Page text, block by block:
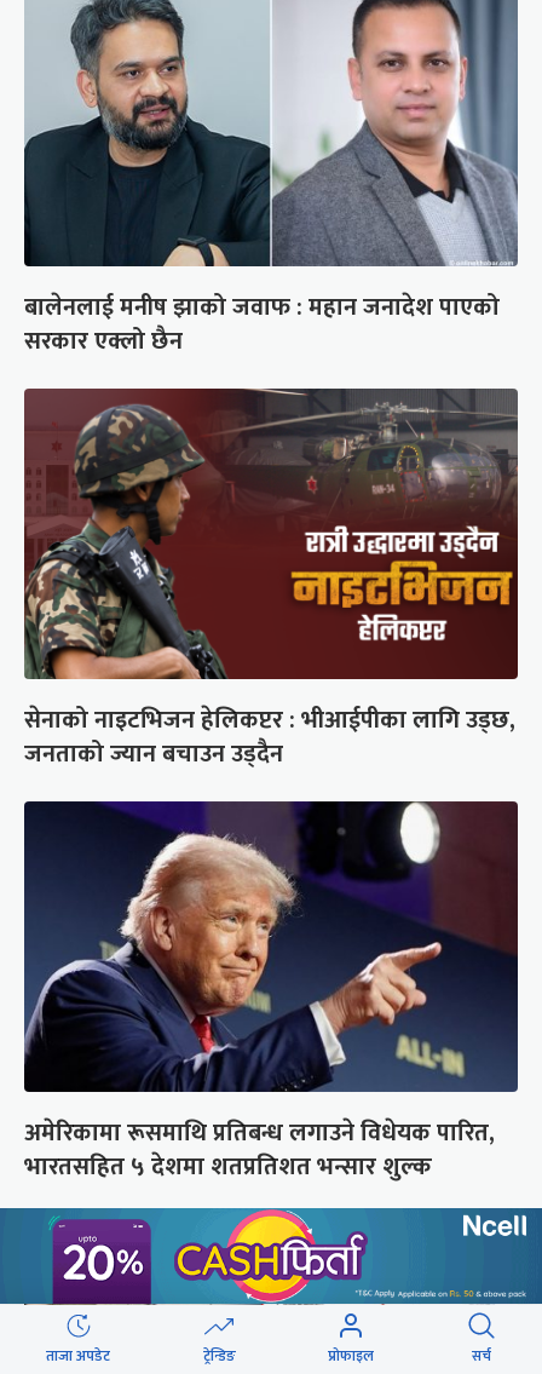
बालेनलाई मनीष झाको जवाफ : महान जनादेश पाएको
सरकार एक्लो छैन
सेनाको नाइटभिजन हेलिकप्टर : भीआईपीका लागि उड्छ,
जनताको ज्यान बचाउन उड्दैन
अमेरिकामा रूसमाथि प्रतिबन्ध लगाउने विधेयक पारित,
भारतसहित ५ देशमा शतप्रतिशत भन्सार शुल्क
ताजा अपडेट ट्रेन्डिङ प्रोफाइल सर्च